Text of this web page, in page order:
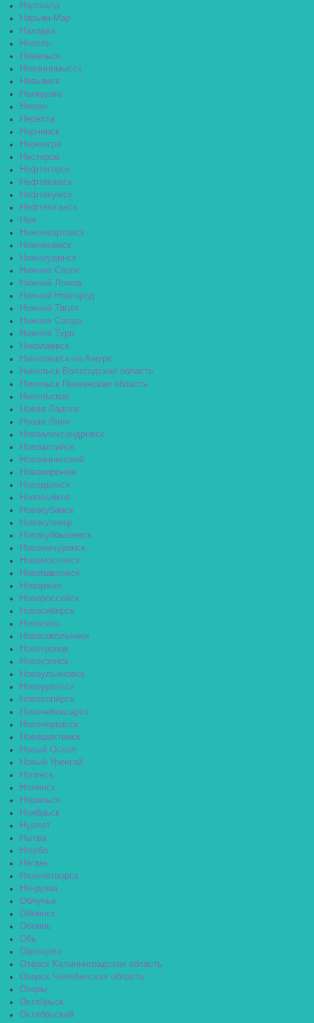
Нарткала
Нарьян-Мар
Находка
Невель
Невельск
Невинномысск
Невьянск
Нелидово
Неман
Нерехта
Нерчинск
Нерюнгри
Нестеров
Нефтегорск
Нефтекамск
Нефтекумск
Нефтеюганск
Нея
Нижневартовск
Нижнекамск
Нижнеудинск
Нижние Серги
Нижний Ломов
Нижний Новгород
Нижний Тагил
Нижняя Салда
Нижняя Тура
Николаевск
Николаевск-на-Амуре
Никольск Вологодская область
Никольск Пензенская область
Никольское
Новая Ладога
Новая Ляля
Новоалександровск
Новоалтайск
Новоаннинский
Нововоронеж
Новодвинск
Новозыбков
Новокубанск
Новокузнецк
Новокуйбышевск
Новомичуринск
Новомосковск
Новопавловск
Новоржев
Новороссийск
Новосибирск
Новосиль
Новосокольники
Новотроицк
Новоузенск
Новоульяновск
Новоуральск
Новохопёрск
Новочебоксарск
Новочеркасск
Новошахтинск
Новый Оскол
Новый Уренгой
Ногинск
Нолинск
Норильск
Ноябрьск
Нурлат
Нытва
Нюрба
Нягань
Нязелетворск
Няндома
Облучье
Обнинск
Обоянь
Обь
Одинцово
Озёрск Калининградская область
Озерск Челябинская область
Озеры
Октябрьск
Октябрьский